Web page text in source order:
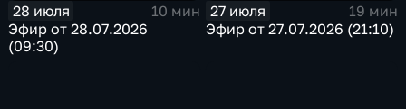
28 июля
10 мин
Эфир от 28.07.2026
(09:30)
27 июля
19 мин
Эфир от 27.07.2026 (21:10)